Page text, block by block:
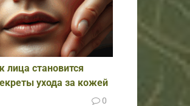
становится
ухода за кожей
0